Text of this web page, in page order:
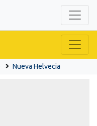
Nueva Helvecia